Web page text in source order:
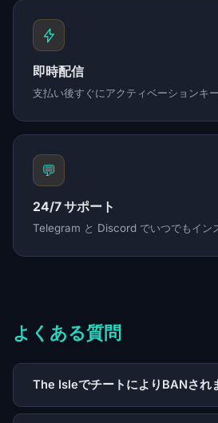
即時配信
支払い後すぐにアクティベーションキー
💬
24/7 サポート
Telegram と Discord でいつでもイン
よくある質問
The IsleでチートによりBANされ